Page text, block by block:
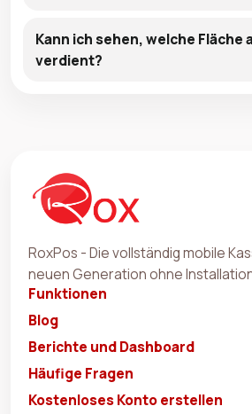
Kann ich sehen, welche Fläche
verdient?
RoxPos - Die vollständig mobile
neuen Generation ohne
Funktionen
Blog
Berichte und Dashboard
Häufige Fragen
Kostenloses Konto erstellen